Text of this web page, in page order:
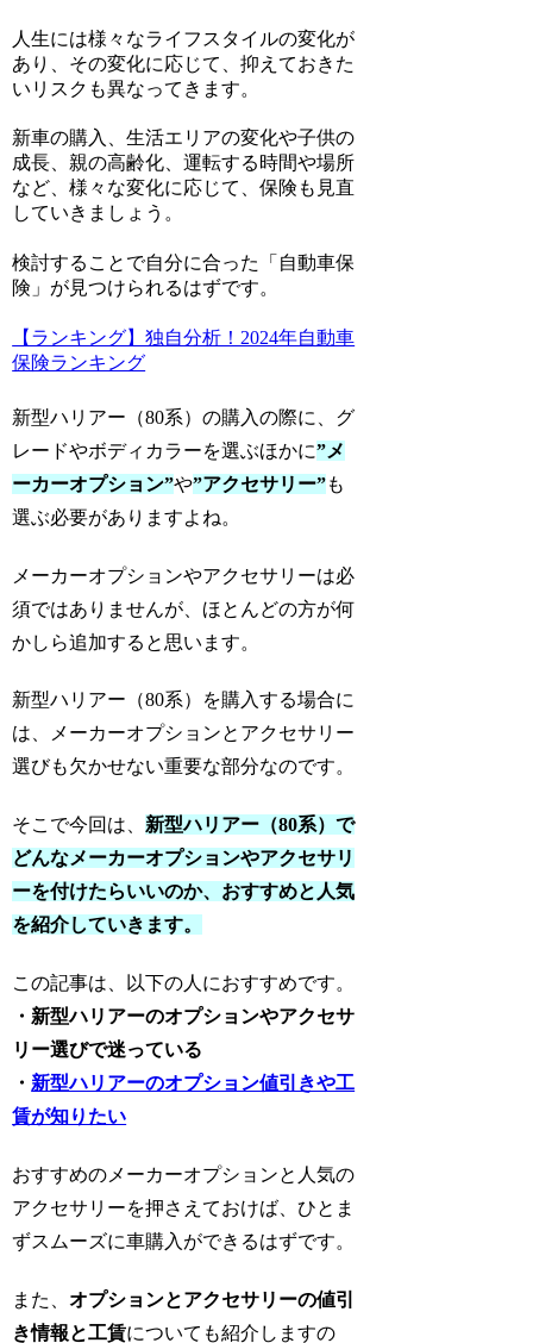
人生には様々なライフスタイルの変化が
あり、その変化に応じて、抑えておきた
いリスクも異なってきます。
新車の購入、生活エリアの変化や子供の
成長、親の高齢化、運転する時間や場所
など、様々な変化に応じて、保険も見直
していきましょう。
検討することで自分に合った「自動車保
険」が見つけられるはずです。
【ランキング】独自分析！2024年自動車
保険ランキング
新型ハリアー（80系）の購入の際に、グ
レードやボディカラーを選ぶほかに”メ
ーカーオプション”や”アクセサリー”も
選ぶ必要がありますよね。
メーカーオプションやアクセサリーは必
須ではありませんが、ほとんどの方が何
かしら追加すると思います。
新型ハリアー（80系）を購入する場合に
は、メーカーオプションとアクセサリー
選びも欠かせない重要な部分なのです。
そこで今回は、 新型ハリアー（80系）で
どんなメーカーオプションやアクセサリ
ーを付けたらいいのか、おすすめと人気
を紹介していきます。
この記事は、以下の人におすすめです。
・新型ハリアーのオプションやアクセサ
リー選びで迷っている
・ 新型ハリアーのオプション値引きや工
賃が知りたい
おすすめのメーカーオプションと人気の
アクセサリーを押さえておけば、ひとま
ずスムーズに車購入ができるはずです。
また、オプションとアクセサリーの値引
き情報と工賃についても紹介しますの